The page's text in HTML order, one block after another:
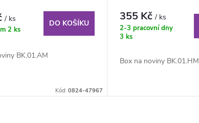
/ ks
2 ks
DO KOŠÍKU
BK.01.AM
Kód: 0824-47967
355 Kč/ ks
2-3 pracovní dny
3 ks
Box na noviny BK.01.HM